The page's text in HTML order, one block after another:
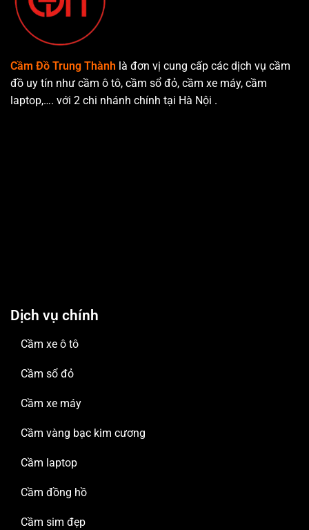
Cầm Đồ Trung Thành là đơn vị cung cấp các dịch vụ cầm
đồ uy tín như cầm ô tô, cầm sổ đỏ, cầm xe máy, cầm
laptop,…. với 2 chi nhánh chính tại Hà Nội .
Dịch vụ chính
Cầm xe ô tô
Cầm sổ đỏ
Cầm xe máy
Cầm vàng bạc kim cương
Cầm laptop
Cầm đồng hồ
Cầm sim đẹp